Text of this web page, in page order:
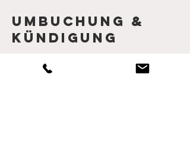
Umbuchung &
Kündigung
Anmeldung und Stornierungsbedingungen